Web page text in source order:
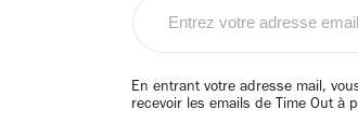
email
En entrant votre adresse mail,
recevoir les emails de Time Out à